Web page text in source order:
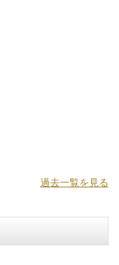
過去一覧を見る